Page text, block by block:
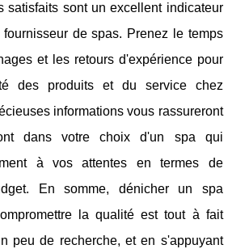
satisfaits sont un excellent indicateur
de spas. Prenez le temps
et les retours d'expérience pour
des produits et du service chez
informations vous rassureront
dans votre choix d'un spa qui
à vos attentes en termes de
En somme, dénicher un spa
la qualité est tout à fait
peu de recherche, et en s'appuyant